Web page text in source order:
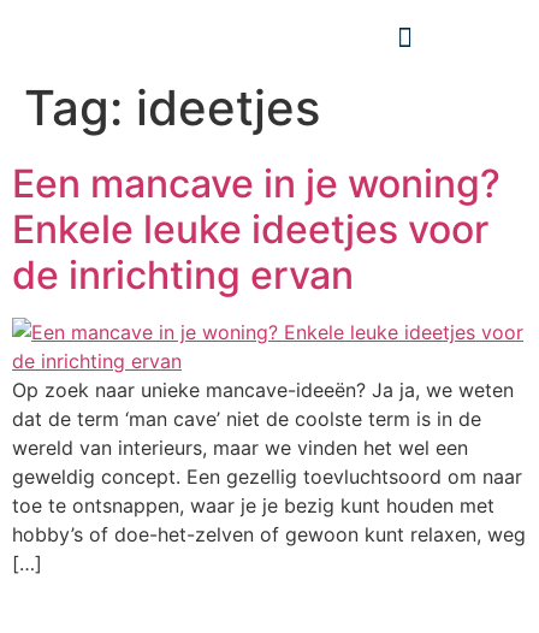
Tag: ideetjes
Een mancave in je woning?
Enkele leuke ideetjes voor
de inrichting ervan
Op zoek naar unieke mancave-ideeën? Ja ja, we weten
dat de term ‘man cave’ niet de coolste term is in de
wereld van interieurs, maar we vinden het wel een
geweldig concept. Een gezellig toevluchtsoord om naar
toe te ontsnappen, waar je je bezig kunt houden met
hobby’s of doe-het-zelven of gewoon kunt relaxen, weg
[…]